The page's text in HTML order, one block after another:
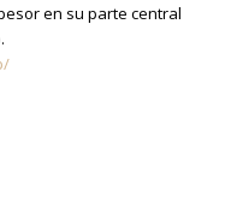
en su parte central